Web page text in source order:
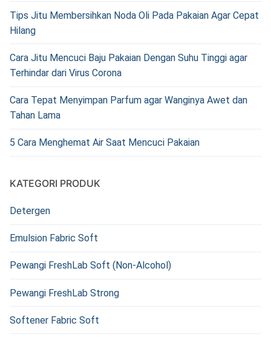
Tips Jitu Membersihkan Noda Oli Pada Pakaian Agar Cepat
Hilang
Cara Jitu Mencuci Baju Pakaian Dengan Suhu Tinggi agar
Terhindar dari Virus Corona
Cara Tepat Menyimpan Parfum agar Wanginya Awet dan
Tahan Lama
5 Cara Menghemat Air Saat Mencuci Pakaian
KATEGORI PRODUK
Detergen
Emulsion Fabric Soft
Pewangi FreshLab Soft (Non-Alcohol)
Pewangi FreshLab Strong
Softener Fabric Soft